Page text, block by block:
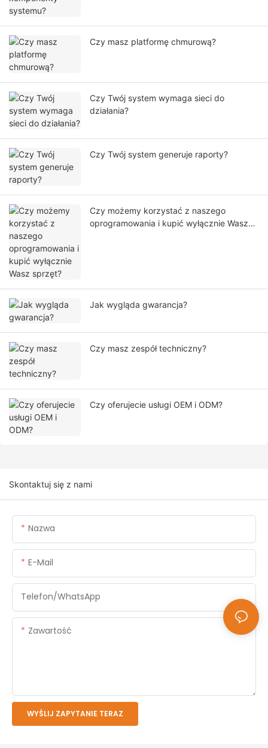
Czy masz platformę chmurową?
Czy Twój system wymaga sieci do
działania?
Czy Twój system generuje raporty?
Czy możemy korzystać z naszego
oprogramowania i kupić wyłącznie Wasz
Jak wygląda gwarancja?
Czy masz zespół techniczny?
Czy oferujecie usługi OEM i ODM?
Skontaktuj się z nami
Nazwa
E-Mail
Telefon/WhatsApp
Zawartość
WYŚLIJ ZAPYTANIE TERAZ